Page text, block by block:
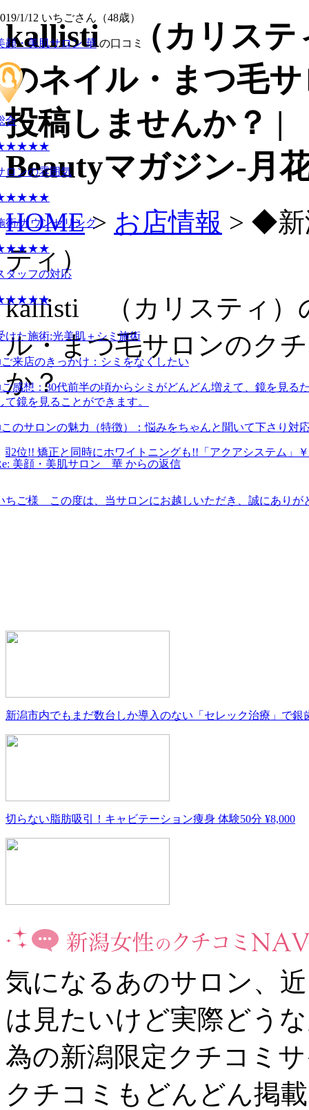
kallisti （カリステ
のネイル・まつ毛
投稿しませんか？ |
Beautyマガジン-月
HOME> お店情報 > ◆新
ティ）
kallisti （カリスティ）
ル・まつ毛サロンのク
か？
新潟市内でもまだ数台しか導入のない「セレック治療」で
切らない脂肪吸引！キャビテーション痩身 体験50分 ¥8,000
気になるあのサロン、
は見たいけど実際どう
為の新潟限定クチコミ
クチコミもどんどん掲
1/12 いちごさん（48歳）
顔・美肌サロン 華の口コミ
合
ロンの雰囲気
術/カウンセリング
タッフの対応
けた施術:光美肌＋シミ施術
来店のきっかけ： シミをなくしたい
感想：30代前半の頃からシミがどんどん増えて、鏡を見る
て鏡を見ることができます。
のサロンの魅力（特徴）：悩みをちゃんと聞いて下さり対
美顔・美肌サロン 華 からの返信
ちご様 この度は、当サロンにお越しいただき、誠にありが